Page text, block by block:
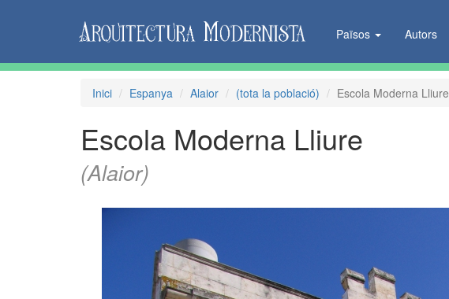
Països Autors
Inici Espanya Alaior (tota la població) Escola Moderna Lliure
Escola Moderna Lliure
(Alaior)